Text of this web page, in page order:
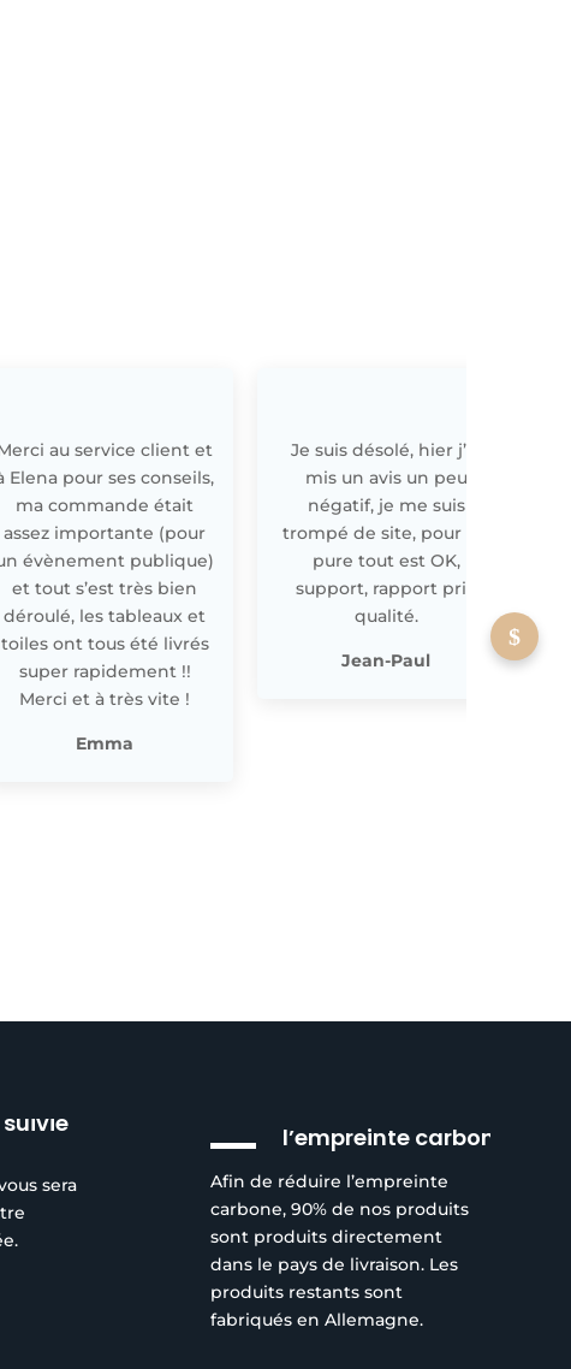
au service client et
Elena pour ses conseils,
ma commande était
assez importante (pour
évènement publique)
et tout s’est très bien
déroulé, les tableaux et
toiles ont tous été livrés
super rapidement !!
Merci et à très vite !
Emma
Je suis désolé, hier j’ai
mis un avis un peu
négatif, je me suis
trompé de site, pour off
pure tout est OK,
support, rapport prix
qualité.
Jean-Paul
sera
l’empreinte carbone
Afin de réduire l’empreinte
carbone, 90% de nos produits
sont produits directement
dans le pays de livraison. Les
produits restants sont
fabriqués en Allemagne.